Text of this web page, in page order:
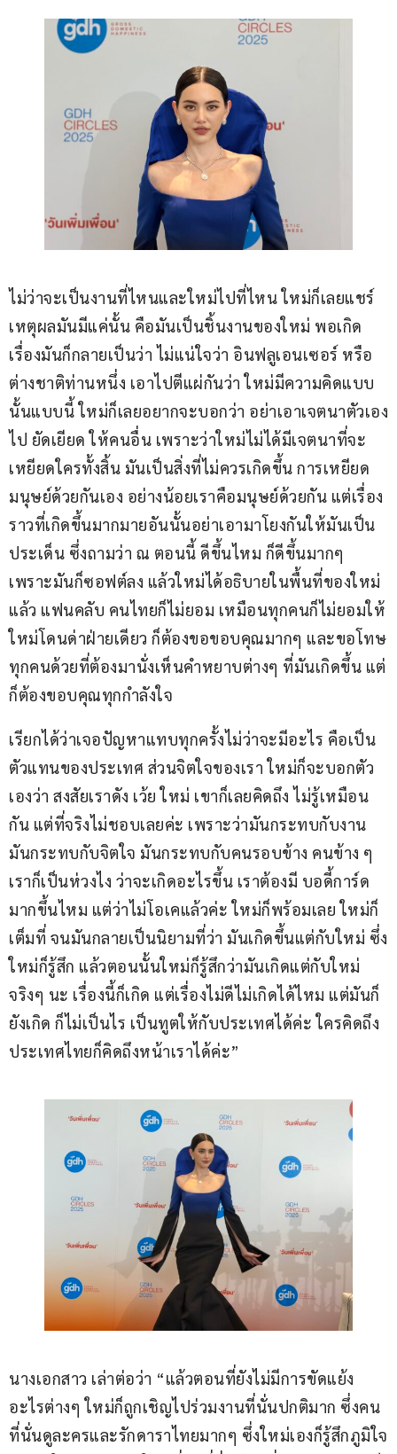
ไม่ว่าจะเป็นงานที่ไหนและใหม่ไปที่ไหน ใหม่ก็เลยแชร์
เหตุผลมันมีแค่นั้น คือมันเป็นชิ้นงานของใหม่ พอเกิด
เรื่องมันก็กลายเป็นว่า ไม่แน่ใจว่า อินฟลูเอนเซอร์ หรือ
ต่างชาติท่านหนึ่ง เอาไปตีแผ่กันว่า ใหม่มีความคิดแบบ
นั้นแบบนี้ ใหม่ก็เลยอยากจะบอกว่า อย่าเอาเจตนาตัวเอง
ไป ยัดเยียด ให้คนอื่น เพราะว่าใหม่ไม่ได้มีเจตนาที่จะ
เหยียดใครทั้งสิ้น มันเป็นสิ่งที่ไม่ควรเกิดขึ้น การเหยียด
มนุษย์ด้วยกันเอง อย่างน้อยเราคือมนุษย์ด้วยกัน แต่เรื่อง
ราวที่เกิดขึ้นมากมายอันนั้นอย่าเอามาโยงกันให้มันเป็น
ประเด็น ซึ่งถามว่า ณ ตอนนี้ ดีขึ้นไหม ก็ดีขึ้นมากๆ
เพราะมันก็ซอฟต์ลง แล้วใหม่ได้อธิบายในพื้นที่ของใหม่
แล้ว แฟนคลับ คนไทยก็ไม่ยอม เหมือนทุกคนก็ไม่ยอมให้
ใหม่โดนด่าฝ่ายเดียว ก็ต้องขอขอบคุณมากๆ และขอโทษ
ทุกคนด้วยที่ต้องมานั่งเห็นคำหยาบต่างๆ ที่มันเกิดขึ้น แต่
ก็ต้องขอบคุณทุกกำลังใจ
เรียกได้ว่าเจอปัญหาแทบทุกครั้งไม่ว่าจะมีอะไร คือเป็น
ตัวแทนของประเทศ ส่วนจิตใจของเรา ใหม่ก็จะบอกตัว
เองว่า สงสัยเราดัง เว้ย ใหม่ เขาก็เลยคิดถึง ไม่รู้เหมือน
กัน แต่ที่จริงไม่ชอบเลยค่ะ เพราะว่ามันกระทบกับงาน
มันกระทบกับจิตใจ มันกระทบกับคนรอบข้าง คนข้าง ๆ
เราก็เป็นห่วงไง ว่าจะเกิดอะไรขึ้น เราต้องมี บอดี้การ์ด
มากขึ้นไหม แต่ว่าไม่โอเคแล้วค่ะ ใหม่ก็พร้อมเลย ใหม่ก็
เต็มที่ จนมันกลายเป็นนิยามที่ว่า มันเกิดขึ้นแต่กับใหม่ ซึ่ง
ใหม่ก็รู้สึก แล้วตอนนั้นใหม่ก็รู้สึกว่ามันเกิดแต่กับใหม่
จริงๆ นะ เรื่องนี้ก็เกิด แต่เรื่องไม่ดีไม่เกิดได้ไหม แต่มันก็
ยังเกิด ก็ไม่เป็นไร เป็นทูตให้กับประเทศได้ค่ะ ใครคิดถึง
ประเทศไทยก็คิดถึงหน้าเราได้ค่ะ”
นางเอกสาว เล่าต่อว่า “แล้วตอนที่ยังไม่มีการขัดแย้ง
อะไรต่างๆ ใหม่ก็ถูกเชิญไปร่วมงานที่นั่นปกติมาก ซึ่งคน
ที่นั่นดูละครและรักดาราไทยมากๆ ซึ่งใหม่เองก็รู้สึกภูมิใจ